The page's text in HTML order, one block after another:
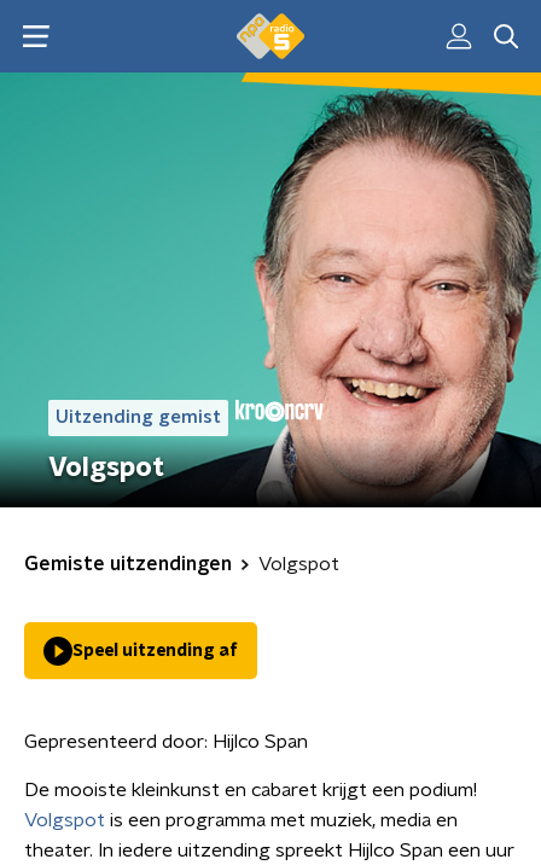
Uitzending gemist
Volgspot
Gemiste uitzendingen Volgspot
Speel uitzending af
Gepresenteerd door: Hijlco Span
De mooiste kleinkunst en cabaret krijgt een podium!
Volgspot is een programma met muziek, media en
theater. In iedere uitzending spreekt Hijlco Span een uur